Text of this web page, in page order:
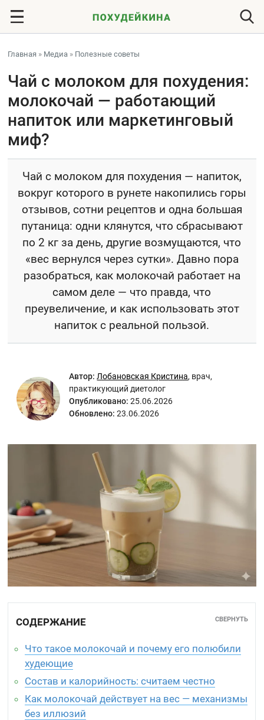
Главная » Медиа » Полезные советы
Чай с молоком для похудения:
молокочай — работающий
напиток или маркетинговый
миф?
Чай с молоком для похудения — напиток,
вокруг которого в рунете накопились горы
отзывов, сотни рецептов и одна большая
путаница: одни клянутся, что сбрасывают
по 2 кг за день, другие возмущаются, что
«вес вернулся через сутки». Давно пора
разобраться, как молокочай работает на
самом деле — что правда, что
преувеличение, и как использовать этот
напиток с реальной пользой.
Автор: Лобановская Кристина, врач,
практикующий диетолог
Опубликовано: 25.06.2026
Обновлено: 23.06.2026
СОДЕРЖАНИЕ СВЕРНУТЬ
Что такое молокочай и почему его полюбили
худеющие
Состав и калорийность: считаем честно
Как молокочай действует на вес — механизмы
без иллюзий